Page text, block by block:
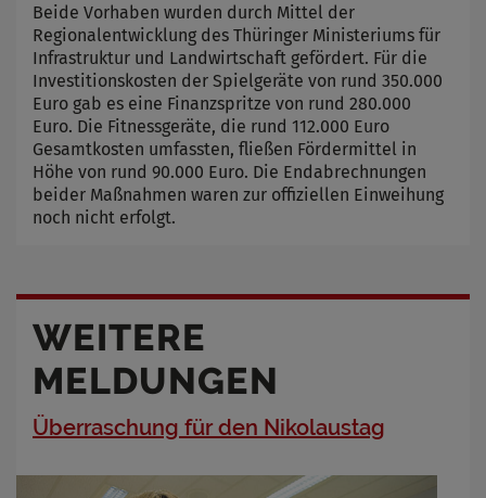
Beide Vorhaben wurden durch Mittel der
Regionalentwicklung des Thüringer Ministeriums für
Infrastruktur und Landwirtschaft gefördert. Für die
Investitionskosten der Spielgeräte von rund 350.000
Euro gab es eine Finanzspritze von rund 280.000
Euro. Die Fitnessgeräte, die rund 112.000 Euro
Gesamtkosten umfassten, fließen Fördermittel in
Höhe von rund 90.000 Euro. Die Endabrechnungen
beider Maßnahmen waren zur offiziellen Einweihung
noch nicht erfolgt.
WEITERE
MELDUNGEN
Überraschung für den Nikolaustag